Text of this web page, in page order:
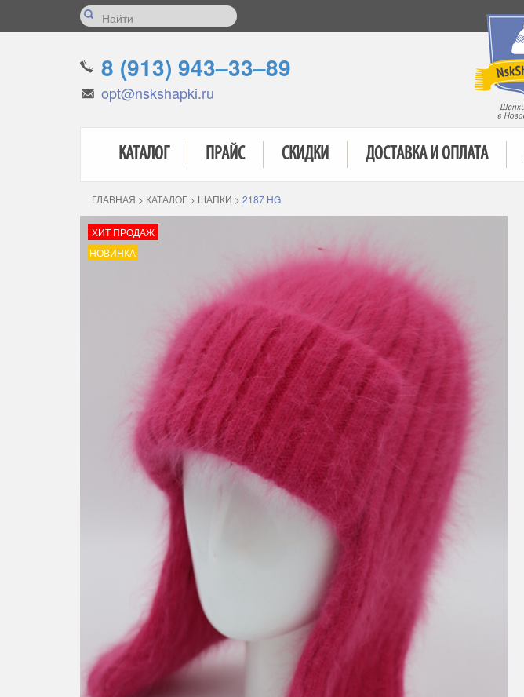
8 (913) 943–33–89
opt@nskshapki.ru
КАТАЛОГ ПРАЙС СКИДКИ ДОСТАВКА И ОПЛАТА
ГЛАВНАЯ > КАТАЛОГ > ШАПКИ > 2187 HG
ХИТ ПРОДАЖ
НОВИНКА